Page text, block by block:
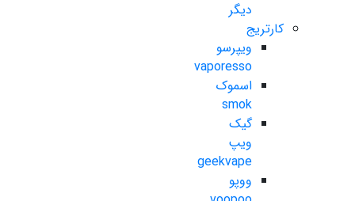
دیگر
کارتریج
ویپرسو
vaporesso
اسموک
smok
گیک
ویپ
geekvape
ووپو